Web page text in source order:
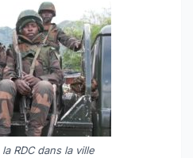
RDC dans la ville